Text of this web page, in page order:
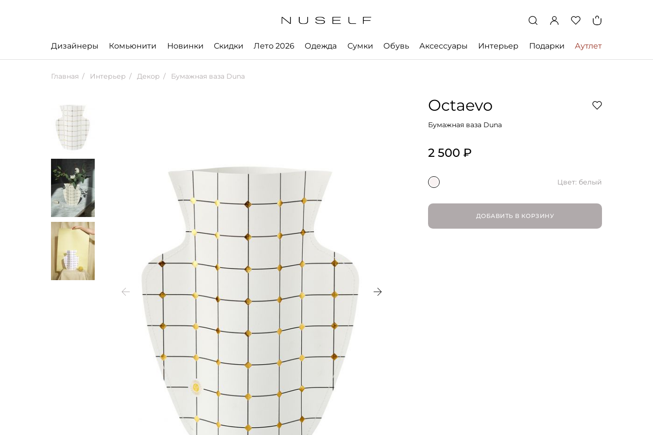
Дизайнеры Комьюнити Новинки Скидки Лето 2026 Одежда Сумки Обувь Аксессуары Интерьер Подарки Аутлет
Главная Интерьер Декор Бумажная ваза Duna
Octaevo
Бумажная ваза Duna
2 500 ₽
Цвет: белый
ДОБАВИТЬ В КОРЗИНУ